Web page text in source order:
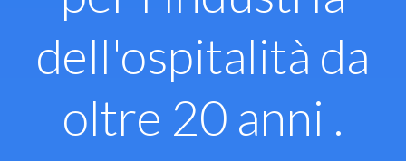
dell'ospitalità da
oltre 20 anni .